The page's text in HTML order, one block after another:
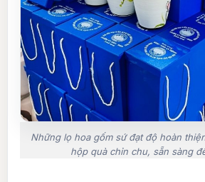
Những lọ hoa gốm sứ đạt độ hoàn
hộp quà chỉn chu, sẵn sàng